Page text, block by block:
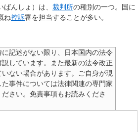
ばんしょ）は、 裁判所の種別の一つ。国に
ね控訴審を担当することが多い。
に記述がない限り、日本国内の法令
説しています。また最新の法令改正
ない場合があります。 ご自身が現
事件については法律関連の専門家
さい。 免責事項もお読みくださ